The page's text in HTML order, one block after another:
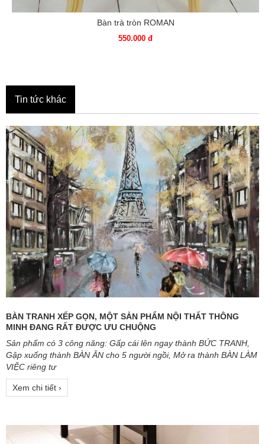
Bàn trà tròn ROMAN
550.000 đ
Tin tức khác
BÀN TRANH XẾP GỌN, MỘT SẢN PHẨM NỘI THẤT THÔNG
MINH ĐANG RẤT ĐƯỢC ƯU CHUỘNG
Sản phẩm có 3 công năng: Gấp cái lên ngay thành BỨC TRANH,
Gập xuống thành BÀN ĂN cho 5 người ngồi, Mở ra thành BÀN LÀM
VIỆC riêng tư
Xem chi tiết ›